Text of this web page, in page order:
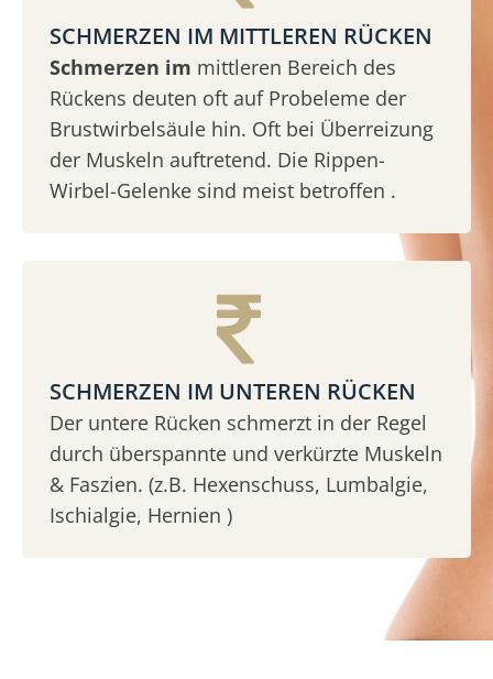
SCHMERZEN IM MITTLEREN RÜCKEN
Schmerzen im mittleren Bereich des
Rückens deuten oft auf Probeleme der
Brustwirbelsäule hin. Oft bei Überreizung
der Muskeln auftretend. Die Rippen-
Wirbel-Gelenke sind meist betroffen .
SCHMERZEN IM UNTEREN RÜCKEN
Der untere Rücken schmerzt in der Regel
durch überspannte und verkürzte Muskeln
& Faszien. (z.B. Hexenschuss, Lumbalgie,
Ischialgie, Hernien )